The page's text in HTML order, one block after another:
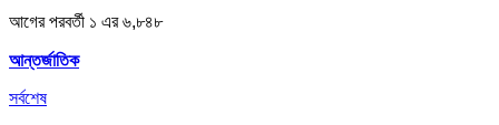
আগেরপরবর্তী ১ এর ৬,৮৪৮
আন্তর্জাতিক
সর্বশেষ